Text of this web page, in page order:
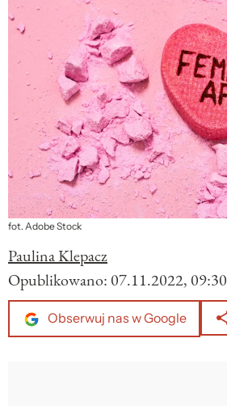
fot. Adobe Stock
Paulina Klepacz
Opublikowano: 07.11.2022, 09:30
Obserwuj nas w Google